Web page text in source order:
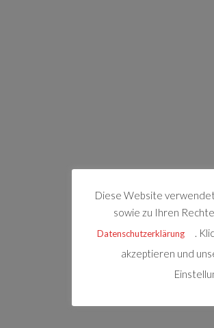
Diese Website
sowie zu Ihren
Datenschutzerklärung
.
akzeptieren und